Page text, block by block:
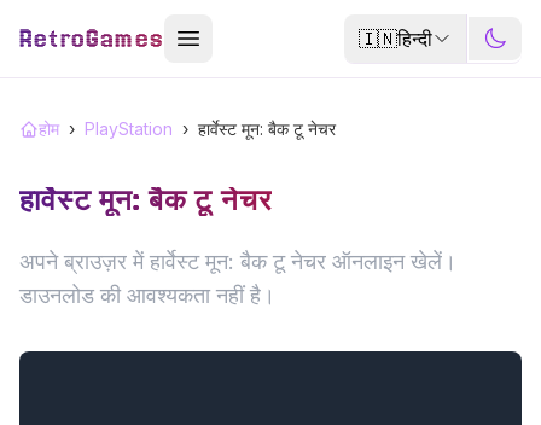
RetroGames 🇮🇳हिन्दी
होम › PlayStation › हार्वेस्ट मून: बैक टू नेचर
हार्वेस्ट मून: बैक टू नेचर
अपने ब्राउज़र में हार्वेस्ट मून: बैक टू नेचर ऑनलाइन खेलें।
डाउनलोड की आवश्यकता नहीं है।